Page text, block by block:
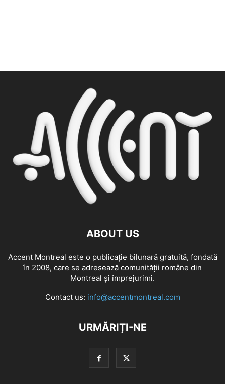
ABOUT US
Accent Montreal este o publicație bilunară gratuită, fondată
în 2008, care se adresează comunităţii române din
Montreal şi împrejurimi.
Contact us: info@accentmontreal.com
URMĂRIȚI-NE